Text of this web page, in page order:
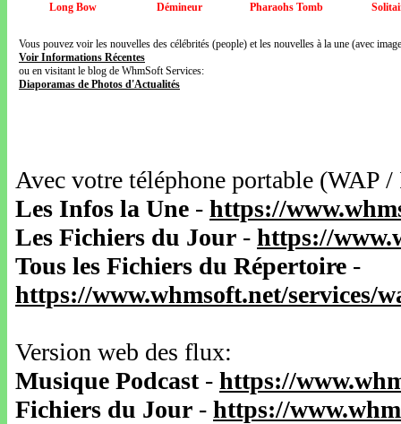
Long Bow
Démineur Pharaohs Tomb
Vous pouvez voir les nouvelles des célébrités (people) et les nouvelles à la une (avec
Voir Informations Récentes
ou en visitant le blog de WhmSoft Services:
Diaporamas de Photos d'Actualités
Avec votre téléphone portable
Les Infos la Une - https://
Les Fichiers du Jour - https://
Tous les Fichiers du Répertoire -
https://www.whmsoft.net/services/
Version web des flux:
Musique Podcast- https://
Fichiers du Jour - https://